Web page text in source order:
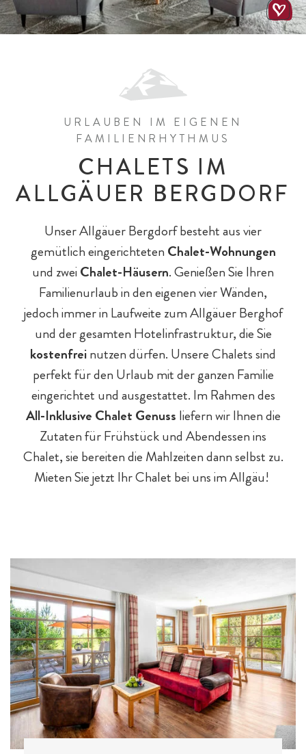
URLAUBEN IM EIGENEN
FAMILIENRHYTHMUS
CHALETS IM
ALLGÄUER BERGDORF
Unser Allgäuer Bergdorf besteht aus vier
gemütlich eingerichteten Chalet-Wohnungen
und zwei Chalet-Häusern. Genießen Sie Ihren
Familienurlaub in den eigenen vier Wänden,
jedoch immer in Laufweite zum Allgäuer Berghof
und der gesamten Hotelinfrastruktur, die Sie
kostenfreinutzen dürfen. Unsere Chalets sind
perfekt für den Urlaub mit der ganzen Familie
eingerichtet und ausgestattet. Im Rahmen des
All-Inklusive Chalet Genuss liefern wir Ihnen die
Zutaten für Frühstück und Abendessen ins
Chalet, sie bereiten die Mahlzeiten dann selbst zu.
Mieten Sie jetzt Ihr Chalet bei uns im Allgäu!
Bar & Fine Dining
Hotel-Pauschalen
Hotelurlaub - 5 Gründe
Chalet-Pauschalen
Chaleturlaub - 5 Gründe
Reiten
Eislaufen
Streichelzoo
E-Bikes & Radtouren
Outdoor-Sport & Tennis
Baby- & Kinderbetreuung
Familienprogramm
Spa für Mama & Papa
Fitness & Yoga
Teens
Eltern & Großeltern
Familien mit Hund
Tagesgäste